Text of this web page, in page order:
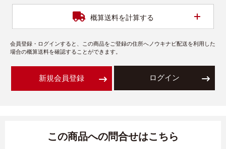
概算送料を計算する
会員登録・ログインすると、この商品をご登録の住所へノウキナビ配送を利用した
場合の概算送料を確認することができます。
新規会員登録 ログイン
この商品への問合せはこちら